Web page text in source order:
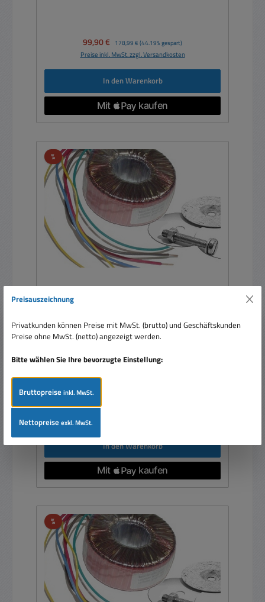
Verkaufspreis:
99,90 € Regulärer Preis:
178,99 € (44.19% gespart)
Preise inkl. MwSt. zzgl. Versandkosten
In den Warenkorb
%Rabatt
40V Trafo 500VA Ringkerntrafo 2x40V oder 80V
Verkaufspreis:
169,00 €
Preise inkl. MwSt. zzgl. Versandkosten
In den Warenkorb
%Rabatt
Preisauszeichnung
Privatkunden können Preise mit MwSt. (brutto) und Geschäftskunden
Preise ohne MwSt. (netto) angezeigt werden.
Bitte wählen Sie Ihre bevorzugte Einstellung:
Bruttopreiseinkl. MwSt.
Nettopreiseexkl. MwSt.